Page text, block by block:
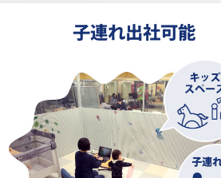
子連れ出社可能